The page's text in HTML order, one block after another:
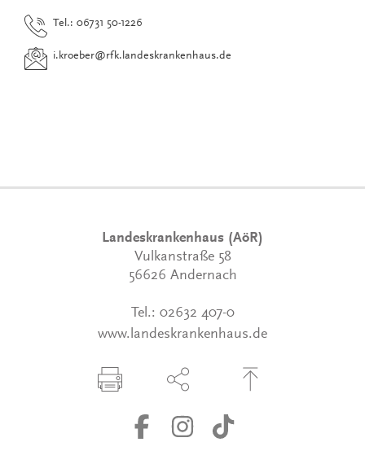
Tel.: 06731 50-1226
i.kroeber@rfk.landeskrankenhaus.de
Landeskrankenhaus (AöR)
Vulkanstraße 58
56626 Andernach
Tel.: 02632 407-0
www.landeskrankenhaus.de